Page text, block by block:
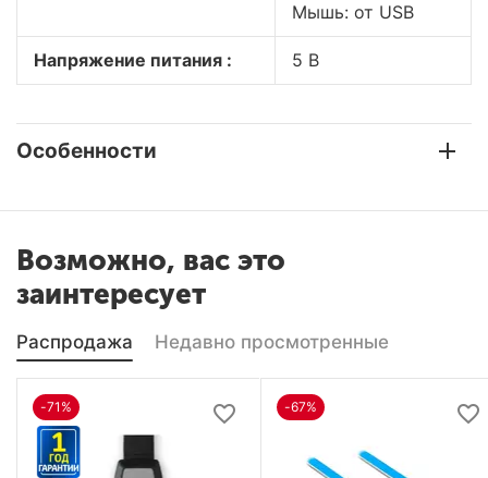
Мышь: от USB
Напряжение питания : 5 В
Особенности
Возможно, вас это
заинтересует
Распродажа Недавно просмотренные
-71% -67%